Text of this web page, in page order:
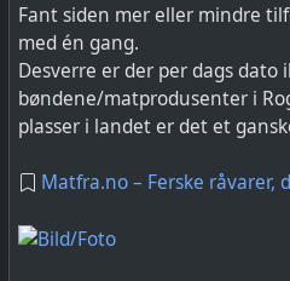
Fant siden mer eller mindre
med én gang.
Desverre er der per dags dato
bøndene/matprodusenter i
plasser i landet er det et
Matfra.no – Ferske råvarer,